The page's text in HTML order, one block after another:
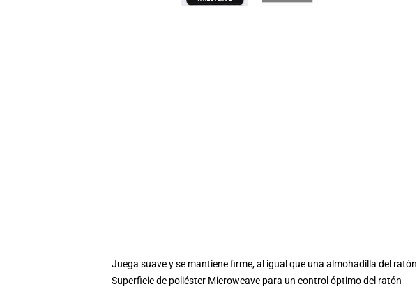
Juega suave y se mantiene firme, al igual que una almohadilla del ratón
Superficie de poliéster Microweave para un control óptimo del ratón